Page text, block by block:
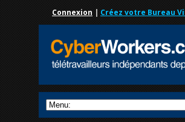
Connexion | Créez votre Bureau